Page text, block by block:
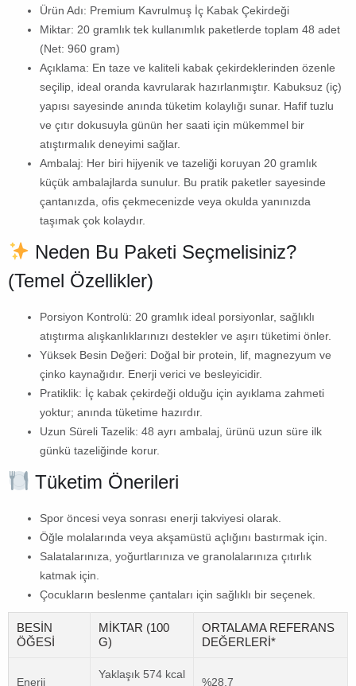
Ürün Adı: Premium Kavrulmuş İç Kabak Çekirdeği
Miktar: 20 gramlık tek kullanımlık paketlerde toplam 48 adet
(Net: 960 gram)
Açıklama: En taze ve kaliteli kabak çekirdeklerinden özenle
seçilip, ideal oranda kavrularak hazırlanmıştır. Kabuksuz (iç)
yapısı sayesinde anında tüketim kolaylığı sunar. Hafif tuzlu
ve çıtır dokusuyla günün her saati için mükemmel bir
atıştırmalık deneyimi sağlar.
Ambalaj: Her biri hijyenik ve tazeliği koruyan 20 gramlık
küçük ambalajlarda sunulur. Bu pratik paketler sayesinde
çantanızda, ofis çekmecenizde veya okulda yanınızda
taşımak çok kolaydır.
Neden Bu Paketi Seçmelisiniz?
(Temel Özellikler)
Porsiyon Kontrolü: 20 gramlık ideal porsiyonlar, sağlıklı
atıştırma alışkanlıklarınızı destekler ve aşırı tüketimi önler.
Yüksek Besin Değeri: Doğal bir protein, lif, magnezyum ve
çinko kaynağıdır. Enerji verici ve besleyicidir.
Pratiklik: İç kabak çekirdeği olduğu için ayıklama zahmeti
yoktur; anında tüketime hazırdır.
Uzun Süreli Tazelik: 48 ayrı ambalaj, ürünü uzun süre ilk
günkü tazeliğinde korur.
Tüketim Önerileri
Spor öncesi veya sonrası enerji takviyesi olarak.
Öğle molalarında veya akşamüstü açlığını bastırmak için.
Salatalarınıza, yoğurtlarınıza ve granolalarınıza çıtırlık
katmak için.
Çocukların beslenme çantaları için sağlıklı bir seçenek.
BESIN
ÖĞESI
MIKTAR (100
G)
ORTALAMA REFERANS
DEĞERLERI*
Enerji
Yaklaşık 574 kcal
%28,7